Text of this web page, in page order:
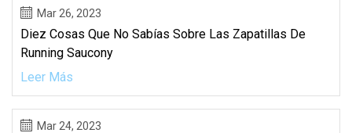
Mar 26, 2023
Diez Cosas Que No Sabías Sobre Las Zapatillas De
Running Saucony
Leer Más
Mar 24, 2023